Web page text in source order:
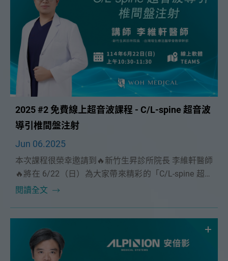
2025 #2 免費線上超音波課程 - C/L-spine 超音波
導引椎間盤注射
Jun 06.2025
本次課程很榮幸邀請到🔥新竹生昇診所院長 李維軒醫師
🔥將在 6/22（日）為大家帶來精彩的「C/L-spine 超音
波導引椎間盤注射」課程。
閱讀全文